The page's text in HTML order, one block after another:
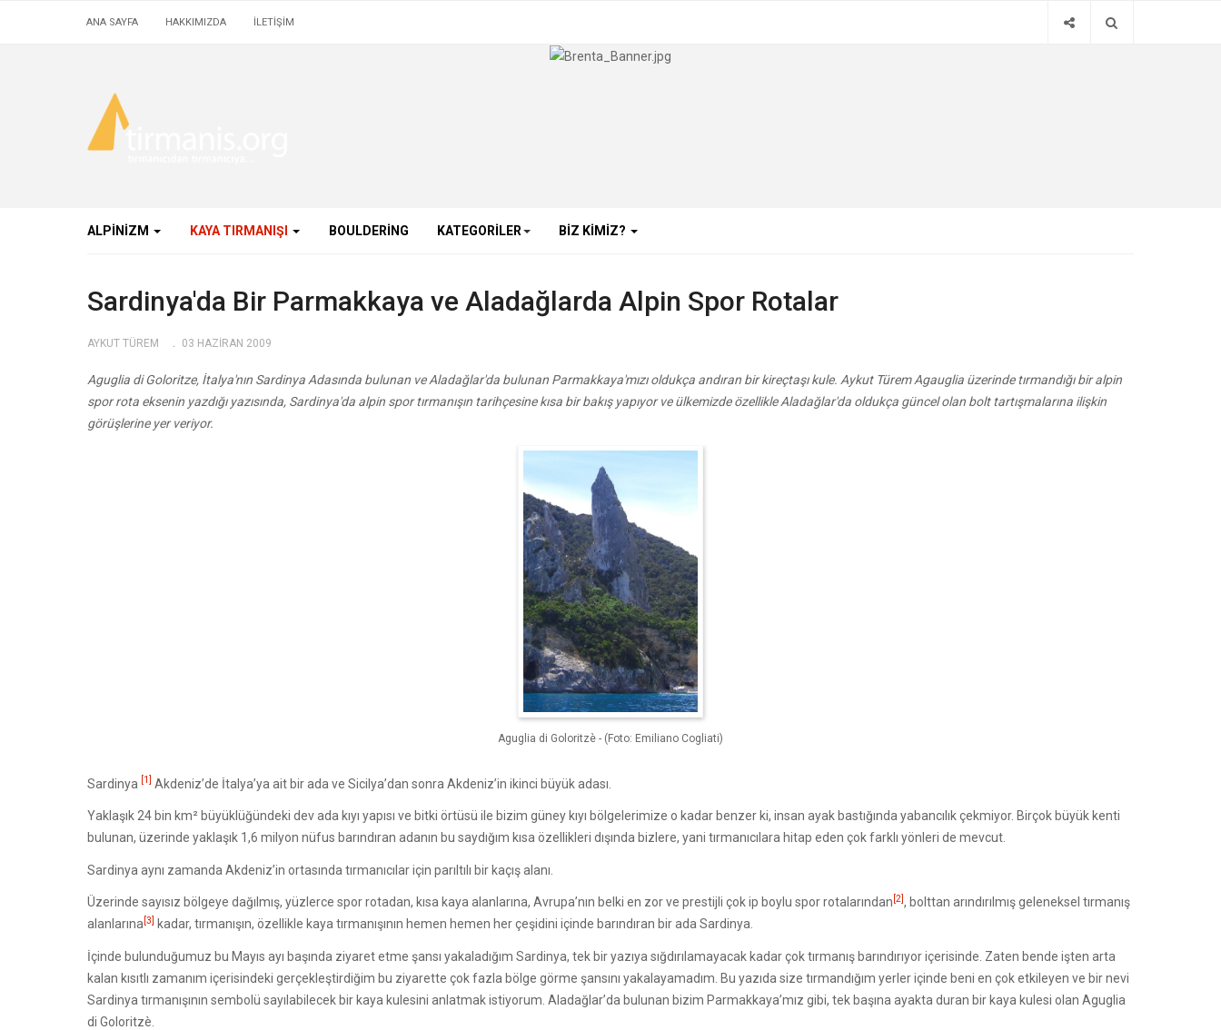
ANA SAYFA HAKKIMIZDA İLETİŞİM
ALPINIZM KAYA TIRMANIŞI BOULDERING KATEGORILER BIZ KIMIZ?
Sardinya'da Bir Parmakkaya ve Aladağlarda Alpin Spor Rotalar
AYKUT TÜREM 03 HAZIRAN 2009
Aguglia di Goloritze, İtalya'nın Sardinya Adasında bulunan ve Aladağlar'da bulunan Parmakkaya'mızı oldukça andıran bir kireçtaşı kule. Aykut Türem Agauglia üzerinde tırmandığı bir alpin
spor rota eksenin yazdığı yazısında, Sardinya'da alpin spor tırmanışın tarihçesine kısa bir bakış yapıyor ve ülkemizde özellikle Aladağlar'da oldukça güncel olan bolt tartışmalarına ilişkin
görüşlerine yer veriyor.
Aguglia di Goloritzè - (Foto: Emiliano Cogliati)
Sardinya [1] Akdeniz’de İtalya’ya ait bir ada ve Sicilya’dan sonra Akdeniz’in ikinci büyük adası.
Yaklaşık 24 bin km² büyüklüğündeki dev ada kıyı yapısı ve bitki örtüsü ile bizim güney kıyı bölgelerimize o kadar benzer ki, insan ayak bastığında yabancılık çekmiyor. Birçok büyük kenti
bulunan, üzerinde yaklaşık 1,6 milyon nüfus barındıran adanın bu saydığım kısa özellikleri dışında bizlere, yani tırmanıcılara hitap eden çok farklı yönleri de mevcut.
Sardinya aynı zamanda Akdeniz’in ortasında tırmanıcılar için parıltılı bir kaçış alanı.
Üzerinde sayısız bölgeye dağılmış, yüzlerce spor rotadan, kısa kaya alanlarına, Avrupa’nın belki en zor ve prestijli çok ip boylu spor rotalarından [2], bolttan arındırılmış geleneksel tırmanış
alanlarına [3] kadar, tırmanışın, özellikle kaya tırmanışının hemen hemen her çeşidini içinde barındıran bir ada Sardinya.
İçinde bulunduğumuz bu Mayıs ayı başında ziyaret etme şansı yakaladığım Sardinya, tek bir yazıya sığdırılamayacak kadar çok tırmanış barındırıyor içerisinde. Zaten bende işten arta
kalan kısıtlı zamanım içerisindeki gerçekleştirdiğim bu ziyarette çok fazla bölge görme şansını yakalayamadım. Bu yazıda size tırmandığım yerler içinde beni en çok etkileyen ve bir nevi
Sardinya tırmanışının sembolü sayılabilecek bir kaya kulesini anlatmak istiyorum. Aladağlar’da bulunan bizim Parmakkaya’mız gibi, tek başına ayakta duran bir kaya kulesi olan Aguglia
di Goloritzè.